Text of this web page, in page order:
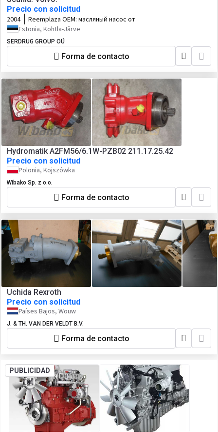
Precio con solicitud
2004 Reemplaza OEM: масляный насос от
Estonia, Kohtla-Järve
SERDRUG GROUP OÜ
Forma de contacto
Hydromatik A2FM56/6.1W-PZB02 211.17.25.42
Precio con solicitud
Polonia, Kojszówka
Wibako Sp. z o.o.
Forma de contacto
Uchida Rexroth
Precio con solicitud
Países Bajos, Wouw
J. & TH. VAN DER VELDT B.V.
Forma de contacto
PUBLICIDAD